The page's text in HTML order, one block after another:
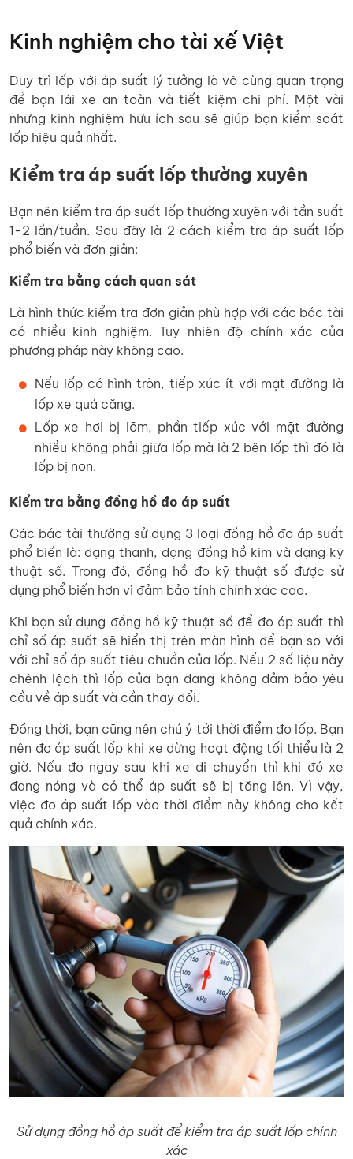
Kinh nghiệm cho tài xế Việt
Duy trì lốp với áp suất lý tưởng là vô cùng quan trọng
để bạn lái xe an toàn và tiết kiệm chi phí. Một vài
những kinh nghiệm hữu ích sau sẽ giúp bạn kiểm soát
lốp hiệu quả nhất.
Kiểm tra áp suất lốp thường xuyên
Bạn nên kiểm tra áp suất lốp thường xuyên với tần suất
1-2 lần/tuần. Sau đây là 2 cách kiểm tra áp suất lốp
phổ biến và đơn giản:
Kiểm tra bằng cách quan sát
Là hình thức kiểm tra đơn giản phù hợp với các bác tài
có nhiều kinh nghiệm. Tuy nhiên độ chính xác của
phương pháp này không cao.
Nếu lốp có hình tròn, tiếp xúc ít với mặt đường là
lốp xe quá căng.
Lốp xe hơi bị lõm, phần tiếp xúc với mặt đường
nhiều không phải giữa lốp mà là 2 bên lốp thì đó là
lốp bị non.
Kiểm tra bằng đồng hồ đo áp suất
Các bác tài thường sử dụng 3 loại đồng hồ đo áp suất
phổ biến là: dạng thanh, dạng đồng hồ kim và dạng kỹ
thuật số. Trong đó, đồng hồ đo kỹ thuật số được sử
dụng phổ biến hơn vì đảm bảo tính chính xác cao.
Khi bạn sử dụng đồng hồ kỹ thuật số để đo áp suất thì
chỉ số áp suất sẽ hiển thị trên màn hình để bạn so với
với chỉ số áp suất tiêu chuẩn của lốp. Nếu 2 số liệu này
chênh lệch thì lốp của bạn đang không đảm bảo yêu
cầu về áp suất và cần thay đổi.
Đồng thời, bạn cũng nên chú ý tới thời điểm đo lốp. Bạn
nên đo áp suất lốp khi xe dừng hoạt động tối thiểu là 2
giờ. Nếu đo ngay sau khi xe di chuyển thì khi đó xe
đang nóng và có thể áp suất sẽ bị tăng lên. Vì vậy,
việc đo áp suất lốp vào thời điểm này không cho kết
quả chính xác.
Sử dụng đồng hồ áp suất để kiểm tra áp suất lốp chính
xác